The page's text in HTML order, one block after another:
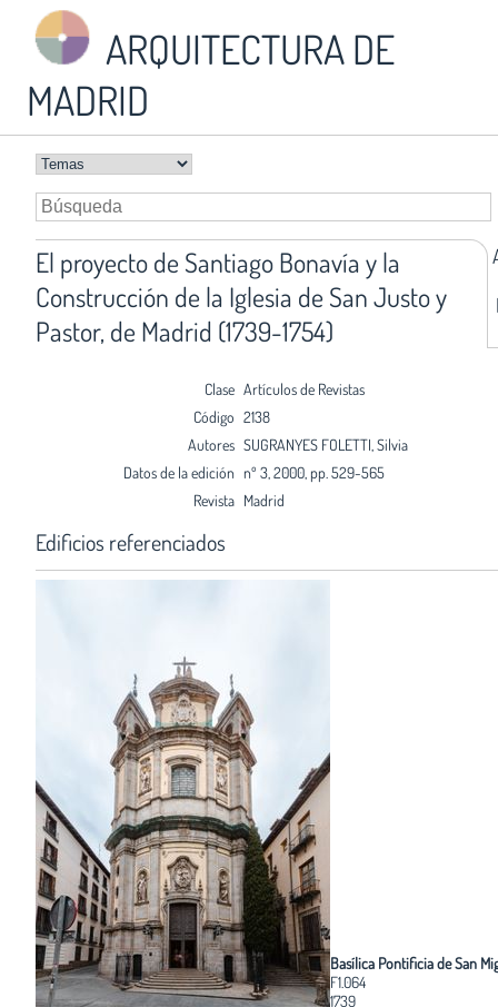
ARQUITECTURA DE
MADRID
El proyecto de Santiago Bonavía y la
Construcción de la Iglesia de San Justo y
Pastor, de Madrid (1739-1754)
Clase Artículos de Revistas
Código 2138
Autores SUGRANYES FOLETTI, Silvia
Datos de la edición nº 3, 2000, pp. 529-565
Revista Madrid
Edificios referenciados
Basílica Pontificia de San
F1.064
1739